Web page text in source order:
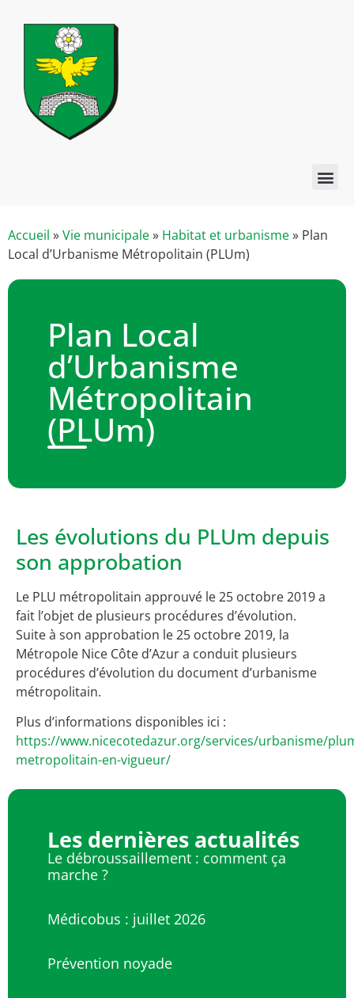
Accueil »Vie municipale» Habitat et urbanisme» Plan
Local d’Urbanisme Métropolitain (PLUm)
Plan Local
d’Urbanisme
Métropolitain
(PLUm)
Les évolutions du PLUm depuis
son approbation
Le PLU métropolitain approuvé le 25 octobre 2019 a
fait l’objet de plusieurs procédures d’évolution.
Suite à son approbation le 25 octobre 2019, la
Métropole Nice Côte d’Azur a conduit plusieurs
procédures d’évolution du document d’urbanisme
métropolitain.
Plus d’informations disponibles ici :
https://www.nicecotedazur.org/services/urbanisme/
metropolitain-en-vigueur/
Les dernières actualités
Le débroussaillement : comment ça
marche ?
Médicobus : juillet 2026
Prévention noyade